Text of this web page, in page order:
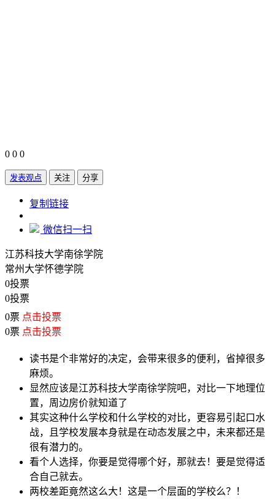
0 0 0
发表观点 关注 分享
https://www.edupk.cn/compare/34232
复制链接
微信扫一扫
江苏科技大学南徐学院
常州大学怀德学院
0投票
0投票
0票 点击投票
0票 点击投票
读书是个非常好的决定，会带来很多的便利，省掉很多
麻烦。
显然应该是江苏科技大学南徐学院吧，对比一下地理位
置，周边房价就知道了
其实这种什么学校和什么学校的对比，更容易引起口水
战，且学校发展本身就是在动态发展之中，未来都还是
很有潜力的。
看个人选择，你要是觉得哪个好，那就去！要是觉得适
合自己就去。
两校差距竟然这么大！这是一个层面的学校么？！